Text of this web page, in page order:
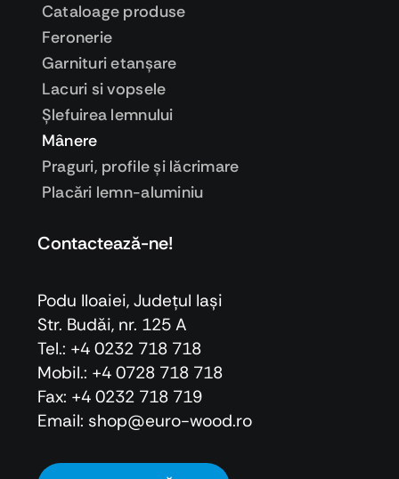
Cataloage produse
Feronerie
Garnituri etanşare
Lacuri si vopsele
Şlefuirea lemnului
Mânere
Praguri, profile şi lăcrimare
Placări lemn-aluminiu
Contactează-ne!
Podu Iloaiei, Judeţul Iaşi
Str. Budăi, nr. 125 A
Tel.: +4 0232 718 718
Mobil.: +4 0728 718 718
Fax: +4 0232 718 719
Email: shop@euro-wood.ro